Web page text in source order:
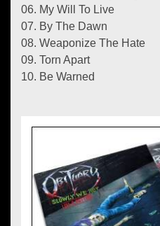
06. My Will To Live
07. By The Dawn
08. Weaponize The Hate
09. Torn Apart
10. Be Warned